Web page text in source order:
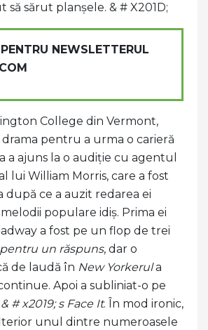
să sărut planșele. & # X201D;
PENTRU NEWSLETTERUL
College din Vermont,
pentru a urma o carieră
a ajuns la o audiție cu agentul
lui William Morris, care a fost
după ce a auzit redarea ei
populare idiș. Prima ei
a fost pe un flop de trei
un răspuns, dar o
de laudă în New Yorkerula
Apoi a subliniat-o pe
# x2019; s Face It. În mod ironic,
unul dintre numeroasele